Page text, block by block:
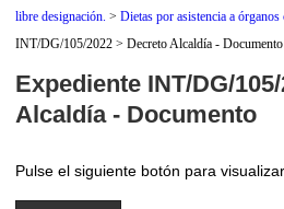
libre designación. >Dietas por asistencia a órganos
INT/DG/105/2022 > Decreto Alcaldía - Documento
Expediente INT/DG/
Alcaldía - Documento
Pulse el siguiente botón para